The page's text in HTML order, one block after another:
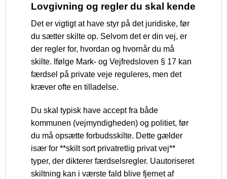
Lovgivning og regler du skal kende
Det er vigtigt at have styr på det juridiske, før
du sætter skilte op. Selvom det er din vej, er
der regler for, hvordan og hvornår du må
skilte. Ifølge Mark- og Vejfredsloven § 17 kan
færdsel på private veje reguleres, men det
kræver ofte en tilladelse.
Du skal typisk have accept fra både
kommunen (vejmyndigheden) og politiet, før
du må opsætte forbudsskilte. Dette gælder
især for **skilt sort privatretlig privat vej**
typer, der dikterer færdselsregler. Uautoriseret
skiltning kan i værste fald blive fjernet af